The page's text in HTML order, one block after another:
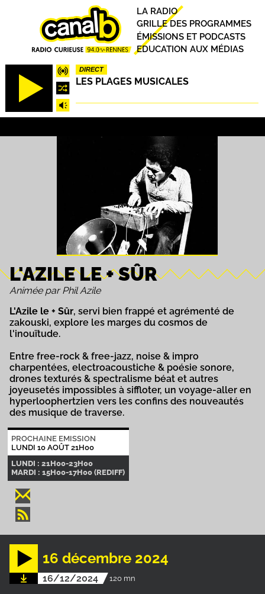
DIRECT
LES PLAGES MUSICALES
Principal
LA RADIO
GRILLE DES PROGRAMMES
ÉMISSIONS ET PODCASTS
EDUCATION AUX MÉDIAS
L'AZILE LE + SÛR
Animée par Phil Azile
L'Azile le + Sûr, servi bien frappé et agrémenté de
zakouski, explore les marges du cosmos de
l'inouïtude.
Entre free-rock & free-jazz, noise & impro
charpentées, electroacoustiche & poésie sonore,
drones texturés & spectralisme béat et autres
joyeusetés impossibles à siffloter, un voyage-aller en
hyperloophertzien vers les confins des nouveautés
des musique de traverse.
PROCHAINE EMISSION
LUNDI 10 AOÛT 21H00
LUNDI : 21H00-23H00
MARDI : 15H00-17H00 (REDIFF)
16 décembre 2024
16/12/2024 120 mn